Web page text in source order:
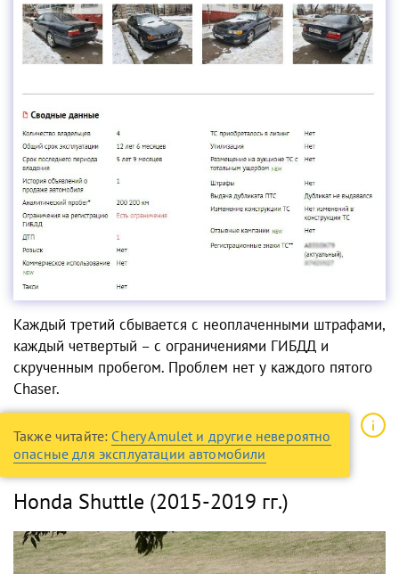
Каждый третий сбывается с неоплаченными штрафами,
каждый четвертый – с ограничениями ГИБДД и
скрученным пробегом. Проблем нет у каждого пятого
Chaser.
Также читайте: Chery Amulet и другие невероятно
опасные для эксплуатации автомобили
Honda Shuttle (2015-2019 гг.)